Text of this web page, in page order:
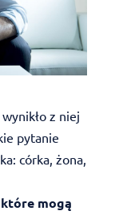
z niej
pytanie
córka, żona,
mogą